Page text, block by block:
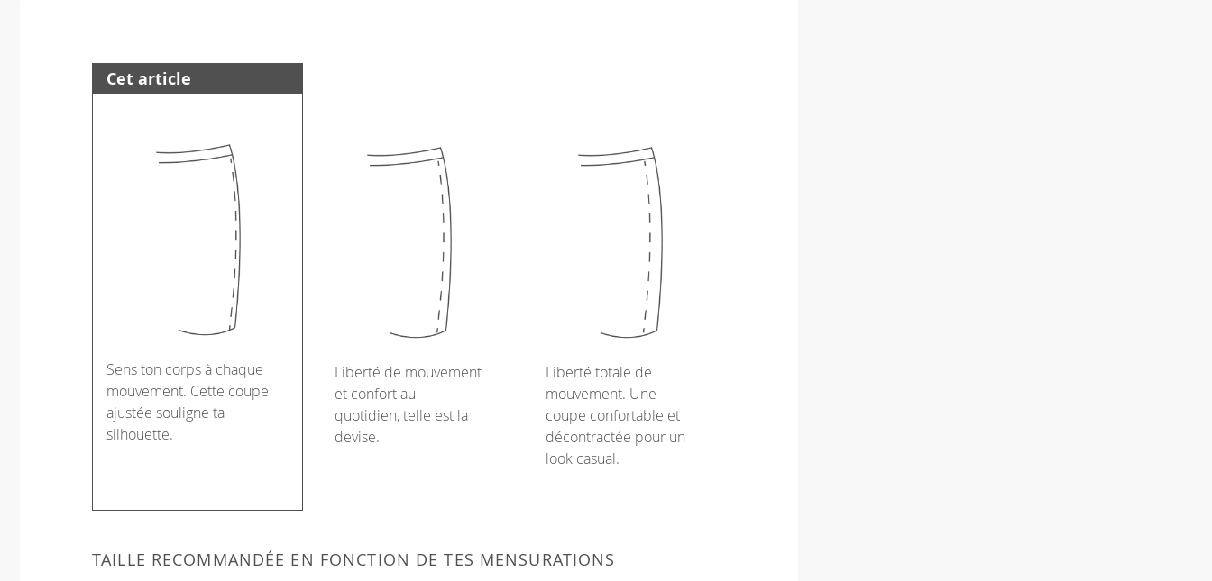
Cet article
Sens ton corps à chaque
mouvement. Cette coupe
ajustée souligne ta
silhouette.
Liberté de mouvement
et confort au
quotidien, telle est la
devise.
Liberté totale de
mouvement. Une
coupe confortable et
décontractée pour un
look casual.
TAILLE RECOMMANDÉE EN FONCTION DE TES MENSURATIONS